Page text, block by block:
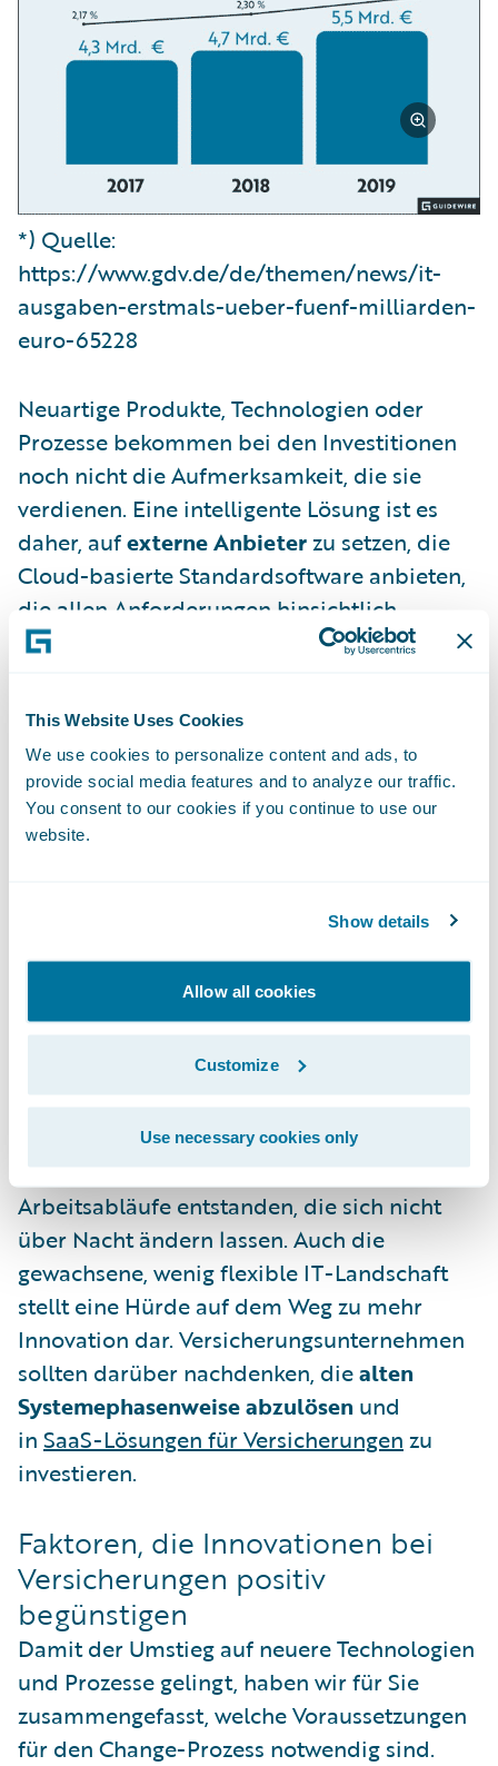
This Website Uses Cookies
We use cookies to personalize content and ads, to
provide social media features and to analyze our traffic.
You consent to our cookies if you continue to use our
website.
Show details
Allow all cookies
Customize
Use necessary cookies only
*) Quelle:
https://www.gdv.de/de/themen/news/it-
ausgaben-erstmals-ueber-fuenf-milliarden-
euro-65228
Neuartige Produkte, Technologien oder
Prozesse bekommen bei den Investitionen
noch nicht die Aufmerksamkeit, die sie
verdienen. Eine intelligente Lösung ist es
daher, aufexterne Anbieterzu setzen, die
Cloud-basierte Standardsoftware anbieten,
die allen Anforderungen hinsichtlich
Datenschutzes und Compliance gerecht
Pflege und Wartung der Altsysteme.
Die
freiwerdenden Kapazitäten
können Sie
schließlich fürdie Schaffung von
Innovationennutzen.
einem langfristigen Geschäftsmodell
aufbauen. Stabile Rahmenbedingungen und
geringer Konkurrenzdruck sorgten lange
Zeit für gute Ergebnisse, so dass
Innovationen nur inkrementell erfolgten.
Außerdem sind in dieser Zeit
komplexe
Unternehmensstrukturenund starre
Arbeitsabläufe entstanden, die sich nicht
über Nacht ändern lassen. Auch die
gewachsene, wenig flexible IT-Landschaft
stellt eine Hürde auf dem Weg zu mehr
Innovation dar. Versicherungsunternehmen
sollten darüber nachdenken, diealten
Systemephasenweise abzulösen und
in SaaS-Lösungen für Versicherungen zu
investieren.
Faktoren, die Innovationen bei
Versicherungen positiv
begünstigen
Damit der Umstieg auf neuere Technologien
und Prozesse gelingt, haben wir für Sie
zusammengefasst, welche Voraussetzungen
für den Change-Prozess notwendig sind.